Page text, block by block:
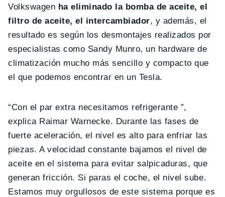
Volkswagen ha eliminado la bomba de aceite, el
filtro de aceite, el intercambiador, y además, el
resultado es según los desmontajes realizados por
especialistas como Sandy Munro, un hardware de
climatización mucho más sencillo y compacto que
el que podemos encontrar en un Tesla.
“Con el par extra necesitamos refrigerante ”,
explica Raimar Warnecke. Durante las fases de
fuerte aceleración, el nivel es alto para enfriar las
piezas. A velocidad constante bajamos el nivel de
aceite en el sistema para evitar salpicaduras, que
generan fricción. Si paras el coche, el nivel sube.
Estamos muy orgullosos de este sistema porque es